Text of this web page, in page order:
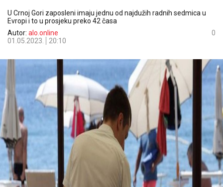
U Crnoj Gori zaposleni imaju jednu od najdužih radnih sedmica u
Evropi i to u prosjeku preko 42 časa
Autor: alo.online
01.05.2023.
20:10
0